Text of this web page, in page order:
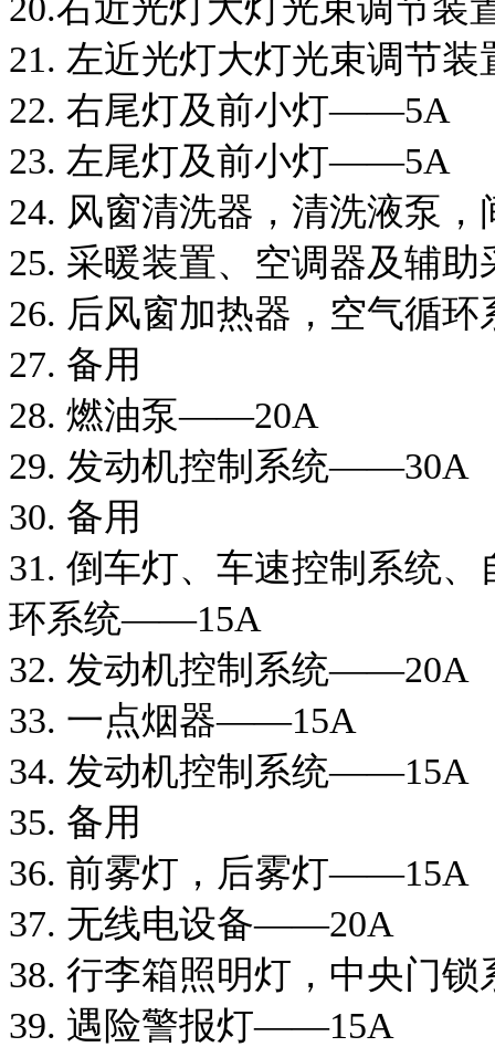
21. 左近光灯大灯光束调节
22. 右尾灯及前小灯——5A
23. 左尾灯及前小灯——5A
24. 风窗清洗器，清洗液泵
25. 采暖装置、空调器及辅
26. 后风窗加热器，空气循
27. 备用
28. 燃油泵——20A
29. 发动机控制系统——30A
30. 备用
31. 倒车灯、车速控制系统
环系统——15A
32. 发动机控制系统——20A
33. 一点烟器——15A
34. 发动机控制系统——15A
35. 备用
36. 前雾灯，后雾灯——15A
37. 无线电设备——20A
38. 行李箱照明灯，中央门
39. 遇险警报灯——15A